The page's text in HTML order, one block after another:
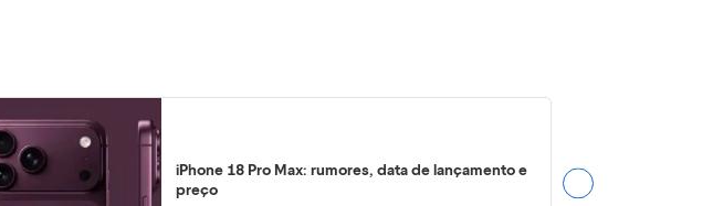
iPhone 18 Pro Max: rumores, data de lançamento e
preço